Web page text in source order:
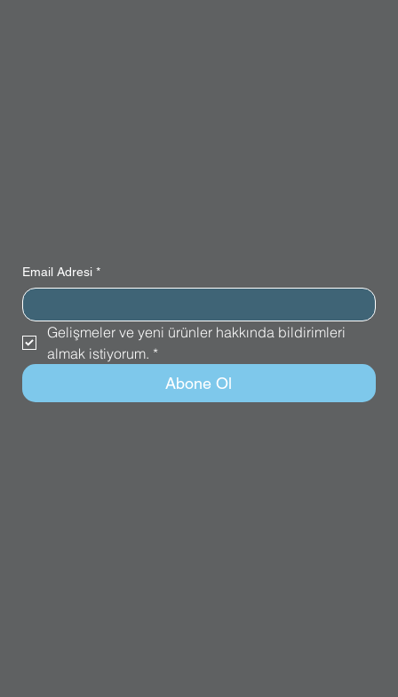
Email Adresi *
Gelişmeler ve yeni ürünler hakkında bildirimleri
almak istiyorum. *
Abone Ol